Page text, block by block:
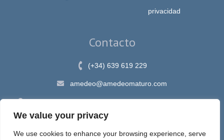
We value your privacy
We use cookies to enhance your browsing experience, serve
privacidad
Contacto
(+34) 639 619 229
amedeo@amedeomaturo.com
Av. Rambla Méndez Núnez, 12, Alicante 03002, España